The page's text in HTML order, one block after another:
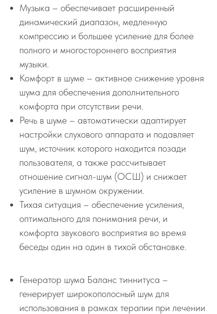
Музыка – обеспечивает расширенный
динамический диапазон, медленную
компрессию и большее усиление для более
полного и многостороннего восприятия
музыки.
Комфорт в шуме – активное снижение уровня
шума для обеспечения дополнительного
комфорта при отсутствии речи.
Речь в шуме – автоматически адаптирует
настройки слухового аппарата и подавляет
шум, источник которого находится позади
пользователя, а также рассчитывает
отношение сигнал-шум (ОСШ) и снижает
усиление в шумном окружении.
Тихая ситуация – обеспечение усиления,
оптимального для понимания речи, и
комфорта звукового восприятия во время
беседы один на один в тихой обстановке.
Генератор шума Баланс тиннитуса –
генерирует широкополосный шум для
использования в рамках терапии при лечении